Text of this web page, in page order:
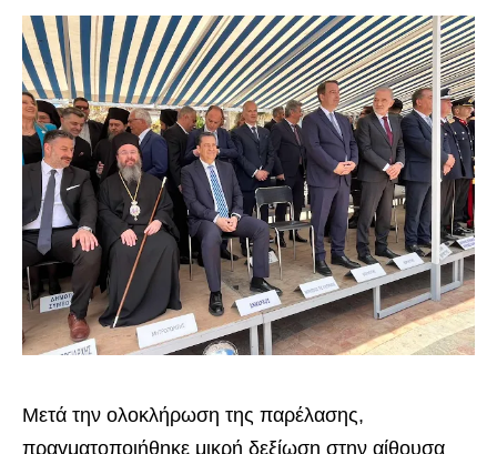
Μετά την ολοκλήρωση της παρέλασης,
πραγματοποιήθηκε μικρή δεξίωση στην αίθουσα